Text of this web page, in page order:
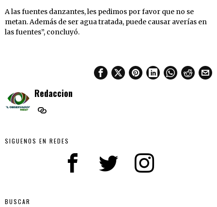
A las fuentes danzantes, les pedimos por favor que no se
metan. Además de ser agua tratada, puede causar averías en
las fuentes”, concluyó.
Redaccion
SIGUENOS EN REDES
BUSCAR